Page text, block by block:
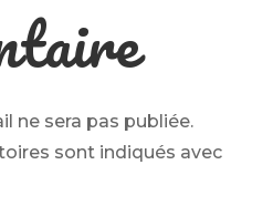
ne sera pas publiée.
sont indiqués avec